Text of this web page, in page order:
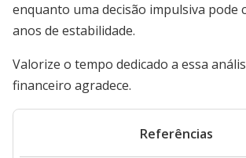
enquanto uma decisão impulsiva pode
anos de estabilidade.
Valorize o tempo dedicado a essa
financeiro agradece.
Referências